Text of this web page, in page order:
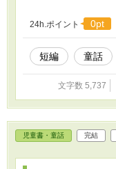
24h.ポイント 0pt
短編 童話
文字数 5,737
児童書・童話 完結